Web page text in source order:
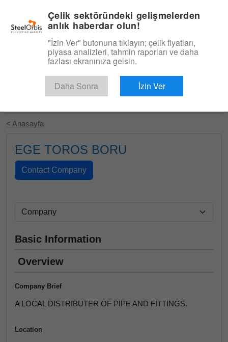
Ücretsiz Deneyin
< Anasayfa
EGE TOROS BORU
Basic Information
Overview
Company Brief
A LOCAL DISTRIBUTER OF PIPE AND FITTINGS.
Location
Çelik sektöründeki gelişmelerden
anlık haberdar olun!
"İzin Ver" butonuna tıklayın; çelik fiyatları,
piyasa analizleri, tahmin raporları ve daha
fazlası ekranınıza gelsin.
Daha Sonra İzin Ver